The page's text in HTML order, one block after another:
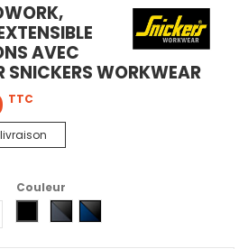
AVEC
SNICKERS WORKWEAR
TTC
Couleur
0404 - Noir
3104 - khakiT./noir
5804 - Gris acier - Noir
9504 - Bleu marine - Noir